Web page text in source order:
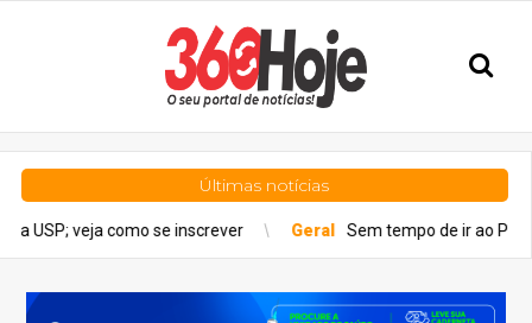
Últimas notícias
se inscrever Geral Sem tempo de ir ao Poupatempo? Veja